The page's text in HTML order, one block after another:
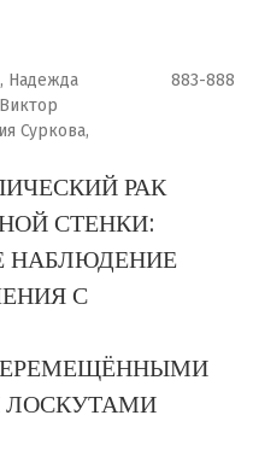
Надежда
Суркова,
883-888
РАК
СТЕНКИ:
НАБЛЮДЕНИЕ
С